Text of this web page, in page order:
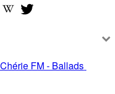
FM - Ballads